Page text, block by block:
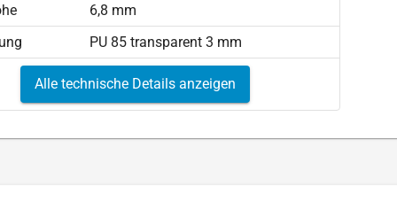
6,8 mm
PU 85 transparent 3 mm
Alle technische Details anzeigen